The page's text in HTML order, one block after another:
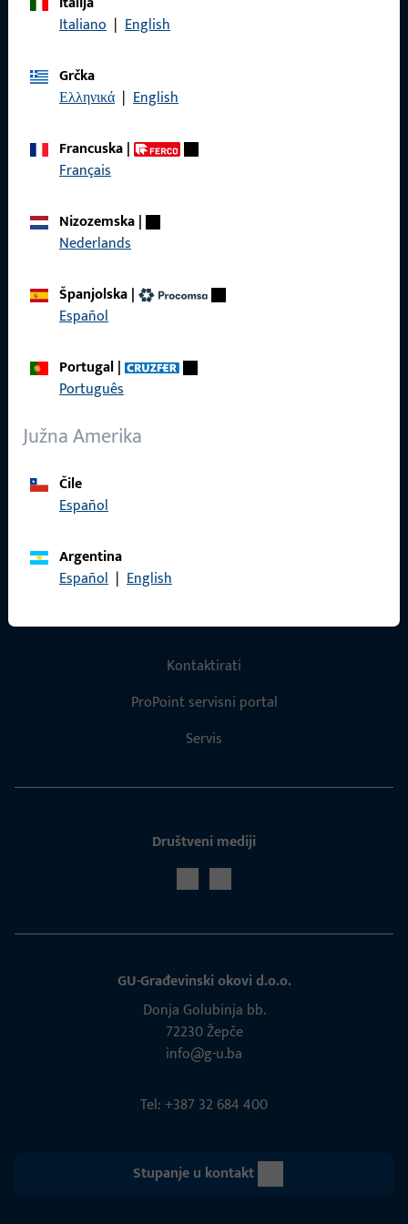
Italiano | English
Grčka
Ελληνικά | English
Francuska|
Français
Nizozemska|
Nederlands
Španjolska|
Español
Portugal|
Português
Južna Amerika
Čile
Español
Argentina
Español | English
Općenito
Impressum
Opći uvjeti poslovanja
Proizvodi
Kontakt
Kontaktirati
ProPoint servisni portal
Servis
Društveni mediji
GU-Građevinski okovi d.o.o.
Donja Golubinja bb.
72230 Žepče
info@g-u.ba
Tel: +387 32 684 400
Stupanje u kontakt